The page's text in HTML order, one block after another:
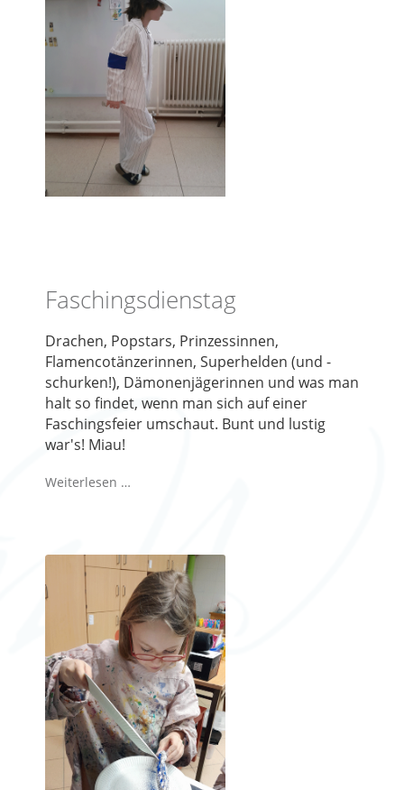
Faschingsdienstag
Drachen, Popstars, Prinzessinnen,
Flamencotänzerinnen, Superhelden (und -
schurken!), Dämonenjägerinnen und was man
halt so findet, wenn man sich auf einer
Faschingsfeier umschaut. Bunt und lustig
war's! Miau!
Weiterlesen …